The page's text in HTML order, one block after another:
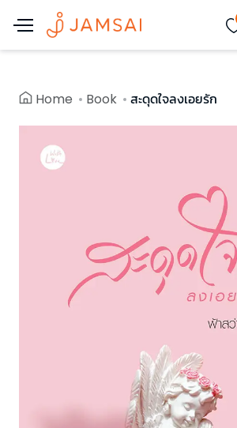
Home Book สะดุดใจลงเอยรัก